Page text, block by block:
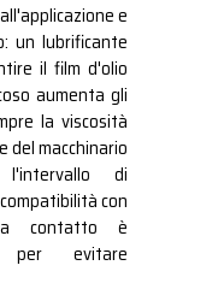
e
un lubrificante
il film d'olio
aumenta gli
la viscosità
macchinario
di
con
a contatto è
per evitare